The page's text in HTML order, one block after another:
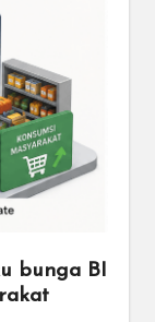
bunga BI